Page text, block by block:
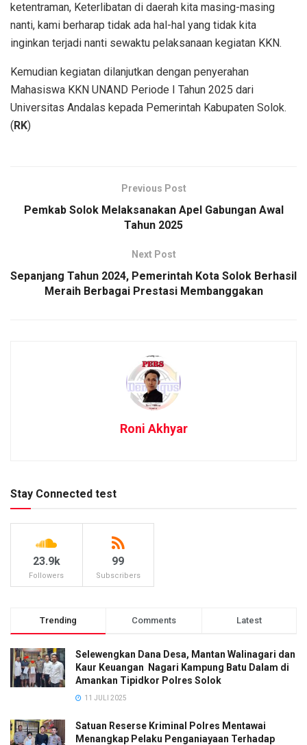
ketentraman, Keterlibatan di daerah kita masing-masing
nanti, kami berharap tidak ada hal-hal yang tidak kita
inginkan terjadi nanti sewaktu pelaksanaan kegiatan KKN.
Kemudian kegiatan dilanjutkan dengan penyerahan
Mahasiswa KKN UNAND Periode I Tahun 2025 dari
Universitas Andalas kepada Pemerintah Kabupaten Solok.
(RK)
Previous Post
Pemkab Solok Melaksanakan Apel Gabungan Awal
Tahun 2025
Next Post
Sepanjang Tahun 2024, Pemerintah Kota Solok Berhasil
Meraih Berbagai Prestasi Membanggakan
Roni Akhyar
Stay Connected test
23.9k
Followers
99
Subscribers
Trending Comments Latest
Selewengkan Dana Desa, Mantan Walinagari dan
Kaur Keuangan Nagari Kampung Batu Dalam di
Amankan Tipidkor Polres Solok
11 JULI 2025
Satuan Reserse Kriminal Polres Mentawai
Menangkap Pelaku Penganiayaan Terhadap